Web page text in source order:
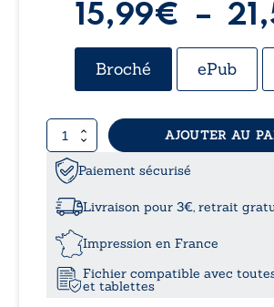
15,99€ –
Broché ePub
quantité
de
Une
ombre
au
AJOUTER AU
Paiement sécurisé
Livraison pour 3€, retrait
Impression en France
Fichier compatible avec
et tablettes